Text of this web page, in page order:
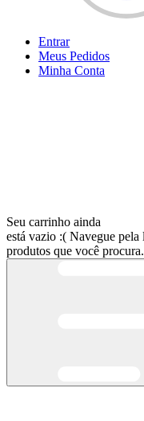
Entrar
Meus Pedidos
Minha Conta
Seu carrinho ainda
está vazio :( Navegue pela
produtos que você procura.